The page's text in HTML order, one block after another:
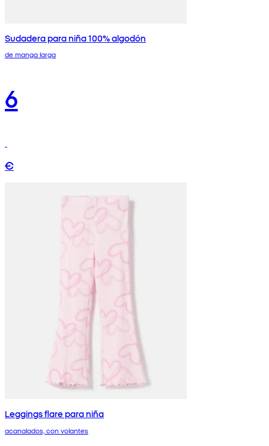
Sudadera para niña 100% algodón
de manga larga
6
€
Leggings flare para niña
acanalados, con volantes